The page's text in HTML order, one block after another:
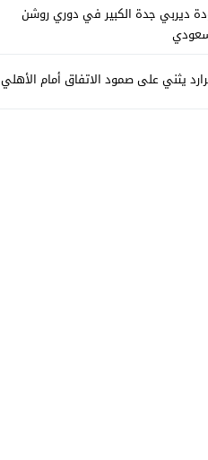
ديربي جدة الكبير في دوري روشن
يثني على صمود الاتفاق أمام الأهلي